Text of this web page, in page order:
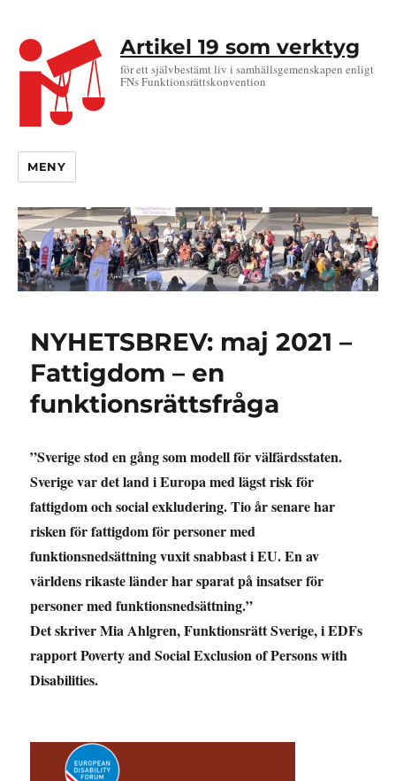
Artikel 19 som verktyg
för ett självbestämt liv i samhällsgemenskapen enligt
FNs Funktionsrättskonvention
MENY
NYHETSBREV: maj 2021 –
Fattigdom – en
funktionsrättsfråga
”Sverige stod en gång som modell för välfärdsstaten.
Sverige var det land i Europa med lägst risk för
fattigdom och social exkludering. Tio år senare har
risken för fattigdom för personer med
funktionsnedsättning vuxit snabbast i EU. En av
världens rikaste länder har sparat på insatser för
personer med funktionsnedsättning.”
Det skriver Mia Ahlgren, Funktionsrätt Sverige, i EDFs
rapport Poverty and Social Exclusion of Persons with
Disabilities.